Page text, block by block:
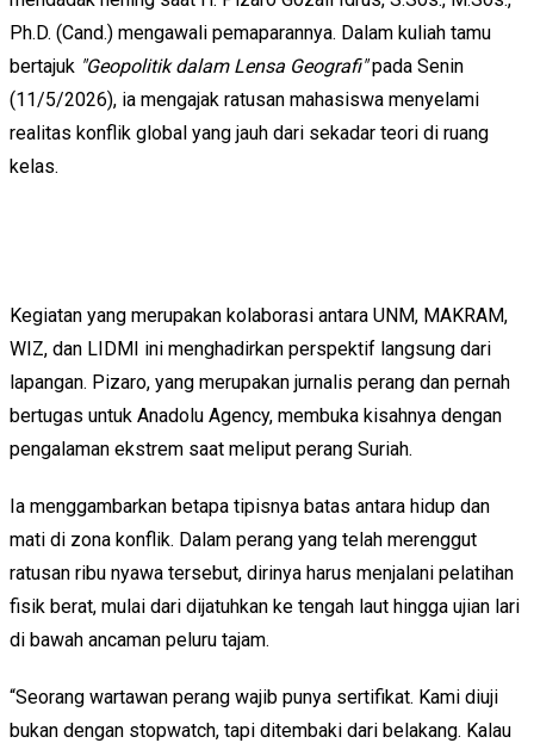
Ph.D. (Cand.) mengawali pemaparannya. Dalam kuliah tamu
bertajuk "Geopolitik dalam Lensa Geografi"pada Senin
(11/5/2026), ia mengajak ratusan mahasiswa menyelami
realitas konflik global yang jauh dari sekadar teori di ruang
kelas.
Kegiatan yang merupakan kolaborasi antara UNM, MAKRAM,
WIZ, dan LIDMI ini menghadirkan perspektif langsung dari
lapangan. Pizaro, yang merupakan jurnalis perang dan pernah
bertugas untuk Anadolu Agency, membuka kisahnya dengan
pengalaman ekstrem saat meliput perang Suriah.
Ia menggambarkan betapa tipisnya batas antara hidup dan
mati di zona konflik. Dalam perang yang telah merenggut
ratusan ribu nyawa tersebut, dirinya harus menjalani pelatihan
fisik berat, mulai dari dijatuhkan ke tengah laut hingga ujian lari
di bawah ancaman peluru tajam.
“Seorang wartawan perang wajib punya sertifikat. Kami diuji
bukan dengan stopwatch, tapi ditembaki dari belakang. Kalau